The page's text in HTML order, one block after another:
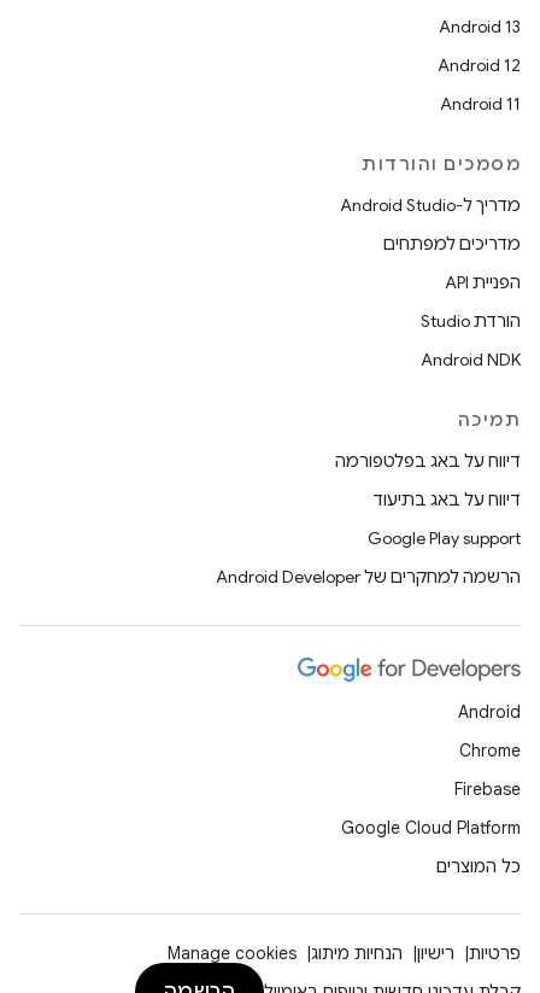
Android 13
Android 12
Android 11
מסמכים והורדות
מדריך ל-Android Studio
מדריכים למפתחים
הפניית API
הורדת Studio
Android NDK
תמיכה
דיווח על באג בפלטפורמה
דיווח על באג בתיעוד
Google Play support
הרשמה למחקרים של Android Developer
Android
Chrome
Firebase
Google Cloud Platform
כל המוצרים
פרטיות רישיון הנחיות מיתוג
Manage cookies